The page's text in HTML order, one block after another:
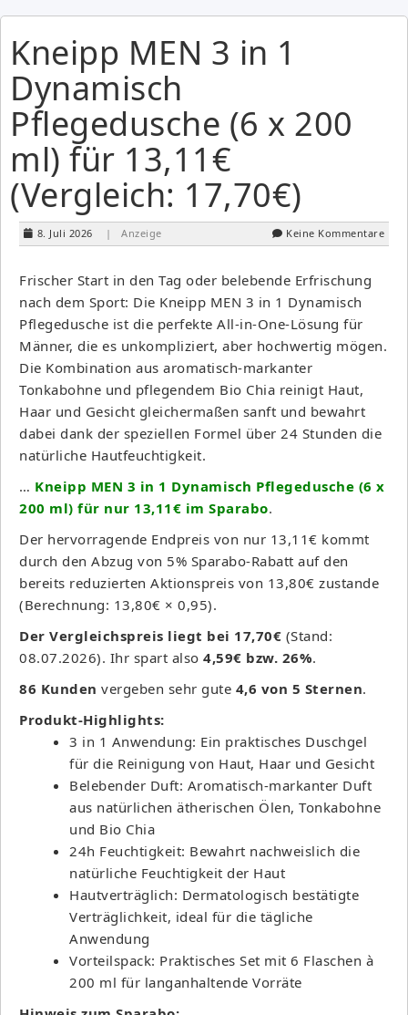
Kneipp MEN 3 in 1
Dynamisch
Pflegedusche (6 x 200
ml) für 13,11€
(Vergleich: 17,70€)
8. Juli 2026 | Anzeige Keine Kommentare
Frischer Start in den Tag oder belebende Erfrischung
nach dem Sport: Die Kneipp MEN 3 in 1 Dynamisch
Pflegedusche ist die perfekte All-in-One-Lösung für
Männer, die es unkompliziert, aber hochwertig mögen.
Die Kombination aus aromatisch-markanter
Tonkabohne und pflegendem Bio Chia reinigt Haut,
Haar und Gesicht gleichermaßen sanft und bewahrt
dabei dank der speziellen Formel über 24 Stunden die
natürliche Hautfeuchtigkeit.
… Kneipp MEN 3 in 1 Dynamisch Pflegedusche (6 x
200 ml) für nur 13,11€ im Sparabo.
Der hervorragende Endpreis von nur 13,11€ kommt
durch den Abzug von 5% Sparabo-Rabatt auf den
bereits reduzierten Aktionspreis von 13,80€ zustande
(Berechnung: 13,80€ × 0,95).
Der Vergleichspreis liegt bei 17,70€ (Stand:
08.07.2026). Ihr spart also 4,59€ bzw. 26%.
86 Kunden vergeben sehr gute 4,6 von 5 Sternen.
Produkt-Highlights:
3 in 1 Anwendung: Ein praktisches Duschgel
für die Reinigung von Haut, Haar und Gesicht
Belebender Duft: Aromatisch-markanter Duft
aus natürlichen ätherischen Ölen, Tonkabohne
und Bio Chia
24h Feuchtigkeit: Bewahrt nachweislich die
natürliche Feuchtigkeit der Haut
Hautverträglich: Dermatologisch bestätigte
Verträglichkeit, ideal für die tägliche
Anwendung
Vorteilspack: Praktisches Set mit 6 Flaschen à
200 ml für langanhaltende Vorräte